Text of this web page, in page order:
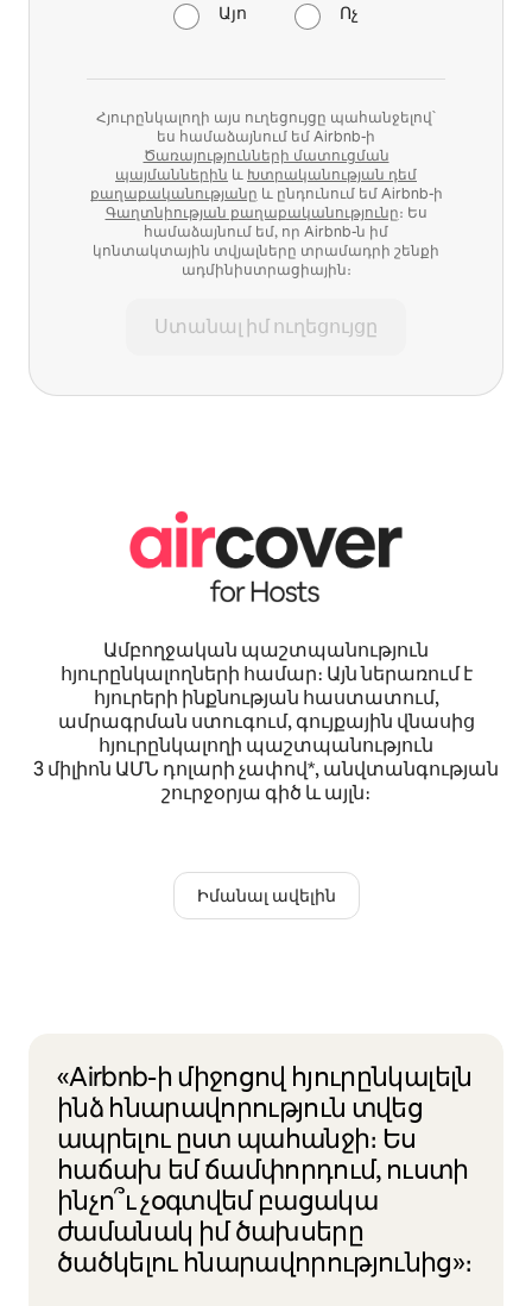
Այո Ոչ
Հյուրընկալողի այս ուղեցույցը պահանջելով՝
ես համաձայնում եմ Airbnb-ի
Ծառայությունների մատուցման
պայմաններին և Խտրականության դեմ
քաղաքականությանը և ընդունում եմ Airbnb-ի
Գաղտնիության քաղաքականությունը։ Ես
համաձայնում եմ, որ Airbnb-ն իմ
կոնտակտային տվյալները տրամադրի շենքի
ադմինիստրացիային։
Ստանալ իմ ուղեցույցը
Ամբողջական պաշտպանություն
հյուրընկալողների համար։ Այն ներառում է
հյուրերի ինքնության հաստատում,
ամրագրման ստուգում, գույքային վնասից
հյուրընկալողի պաշտպանություն
3 միլիոն ԱՄՆ դոլարի չափով*, անվտանգության
շուրջօրյա գիծ և այլն։
Իմանալ ավելին
«Airbnb-ի միջոցով հյուրընկալելն
ինձ հնարավորություն տվեց
ապրելու ըստ պահանջի։ Ես
հաճախ եմ ճամփորդում, ուստի
ինչո՞ւ չօգտվեմ բացակա
ժամանակ իմ ծախսերը
ծածկելու հնարավորությունից»։